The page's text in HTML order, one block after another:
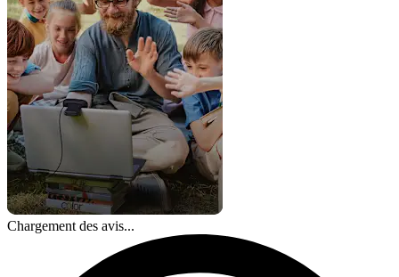
Chargement des avis...